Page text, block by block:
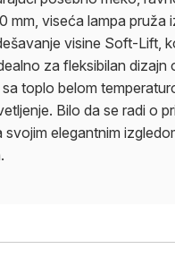
mm, viseća lampa
visine Soft-Lift,
za fleksibilan dizajn
toplo belom
Bilo da se radi o
elegantnim